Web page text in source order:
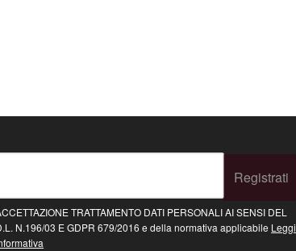
Registrati
TRATTAMENTO DATI PERSONALI AI SENSI DEL
N.196/03 E GDPR 679/2016 e della normativa applicabile Leggi